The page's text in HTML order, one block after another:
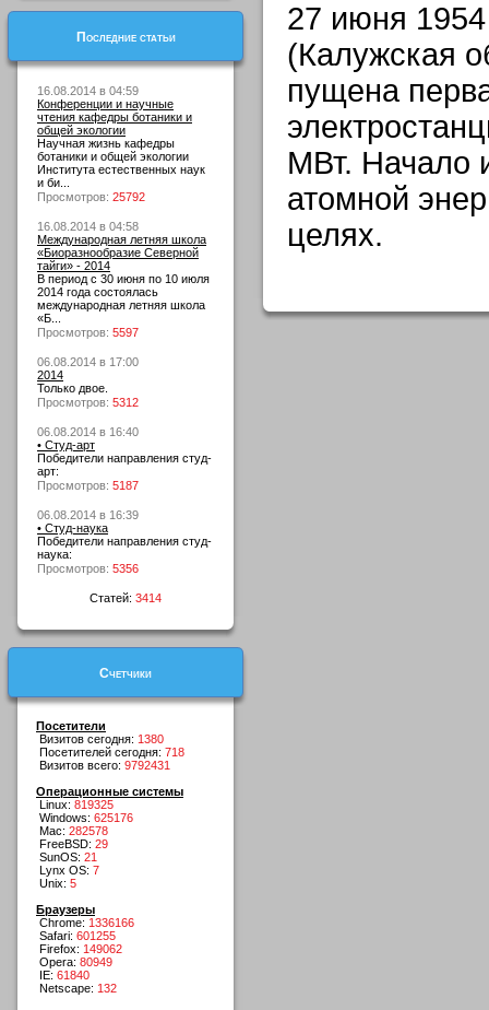
Последние статьи
16.08.2014 в 04:59
Конференции и научные
чтения кафедры ботаники и
общей экологии
Научная жизнь кафедры
ботаники и общей экологии
Института естественных наук
и би...
Просмотров: 25792
16.08.2014 в 04:58
Международная летняя школа
«Биоразнообразие Северной
тайги» - 2014
В период с 30 июня по 10 июля
2014 года состоялась
международная летняя школа
«Б...
Просмотров: 5597
06.08.2014 в 17:00
2014
Только двое.
Просмотров: 5312
06.08.2014 в 16:40
• Студ-арт
Победители направления студ-
арт:
Просмотров: 5187
06.08.2014 в 16:39
• Студ-наука
Победители направления студ-
наука:
Просмотров: 5356
Статей: 3414
Счетчики
Посетители
Визитов сегодня: 1380
Посетителей сегодня: 718
Визитов всего: 9792431
Операционные системы
Linux: 819325
Windows: 625176
Mac: 282578
FreeBSD: 29
SunOS: 21
Lynx OS: 7
Unix: 5
Браузеры
Chrome: 1336166
Safari: 601255
Firefox: 149062
Opera: 80949
IE: 61840
Netscape: 132
27 июня 1954
(Калужская
пущена
МВт. Начало
атомной
целях.